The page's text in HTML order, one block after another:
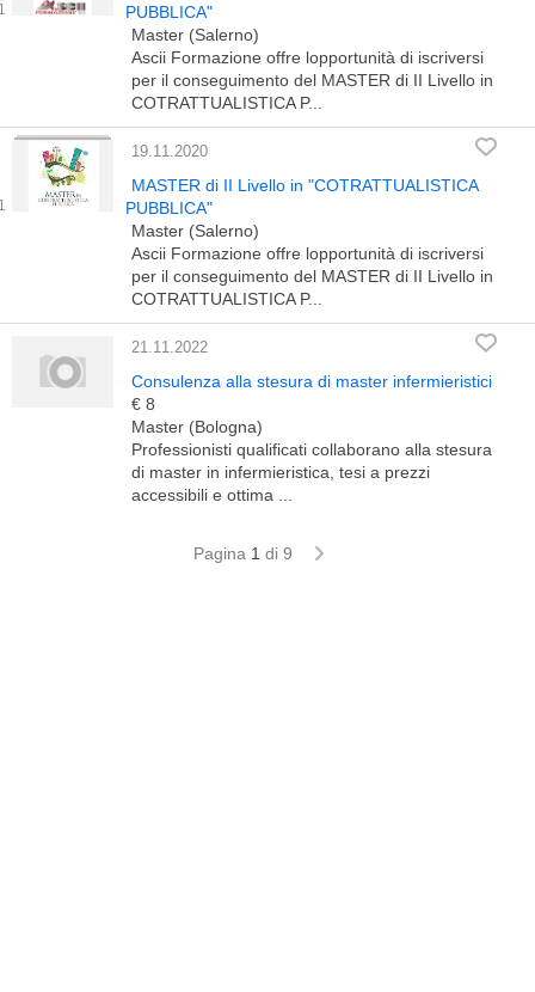
PUBBLICA"
Master (Salerno)
Ascii Formazione offre lopportunità di iscriversi
per il conseguimento del MASTER di II Livello in
COTRATTUALISTICA P...
19.11.2020
MASTER di II Livello in "COTRATTUALISTICA
PUBBLICA"
Master (Salerno)
Ascii Formazione offre lopportunità di iscriversi
per il conseguimento del MASTER di II Livello in
COTRATTUALISTICA P...
21.11.2022
Consulenza alla stesura di master infermieristici
€ 8
Master (Bologna)
Professionisti qualificati collaborano alla stesura
di master in infermieristica, tesi a prezzi
accessibili e ottima ...
Pagina 1 di 9